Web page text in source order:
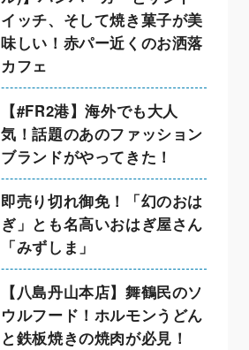
イッチ、そして焼き菓子が美
味しい！赤パー近くのお洒落
カフェ
【#FR2港】海外でも大人
気！話題のあのファッション
ブランドがやってきた！
即売り切れ御免！「幻のおは
ぎ」とも名高いおはぎ屋さん
「みずしま」
【八島丹山本店】舞鶴民のソ
ウルフード！ホルモンうどん
と鉄板焼きの焼肉が必見！